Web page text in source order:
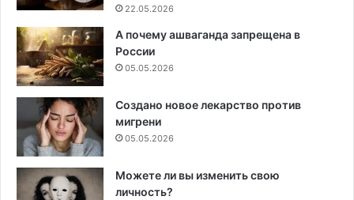
22.05.2026
А почему ашваганда запрещена в
России
05.05.2026
Создано новое лекарство против
мигрени
05.05.2026
Можете ли вы изменить свою
личность?